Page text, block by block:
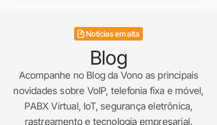
Notícias em alta
Blog
Acompanhe no Blog da Vono as principais
novidades sobre VoIP, telefonia fixa e móvel,
PABX Virtual, IoT, segurança eletrônica,
rastreamento e tecnologia empresarial.